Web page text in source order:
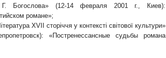
Богослова» (12-14 февраля 2001 г., Киев):
романе»;
XVII сторіччя у контексті світової культури»
«Постренессансные судьбы романа